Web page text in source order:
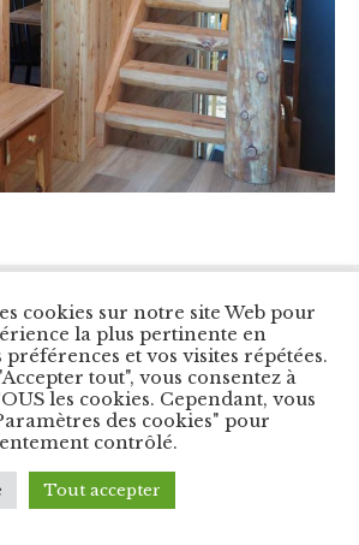
Reserved.
byCybernet Int.
cookies sur notre site Web pour
la plus pertinente en
et vos visites répétées.
tout", vous consentez à
les cookies. Cependant, vous
des cookies" pour
contrôlé.
Tout accepter